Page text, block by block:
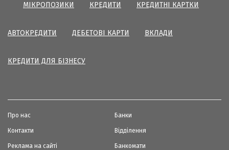
МІКРОПОЗИКИ КРЕДИТИ КРЕДИТНІ КАРТКИ
АВТОКРЕДИТИ ДЕБЕТОВІ КАРТИ ВКЛАДИ
КРЕДИТИ ДЛЯ БІЗНЕСУ
Про нас
Контакти
Реклама на сайті
Банки
Відділення
Банкомати